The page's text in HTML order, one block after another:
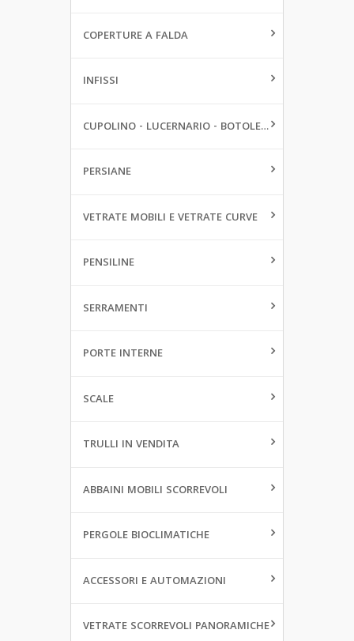
COPERTURE A FALDA
INFISSI
CUPOLINO - LUCERNARIO - BOTOLE DA PAVIMENTO
PERSIANE
VETRATE MOBILI E VETRATE CURVE
PENSILINE
SERRAMENTI
PORTE INTERNE
SCALE
TRULLI IN VENDITA
ABBAINI MOBILI SCORREVOLI
PERGOLE BIOCLIMATICHE
ACCESSORI E AUTOMAZIONI
VETRATE SCORREVOLI PANORAMICHE